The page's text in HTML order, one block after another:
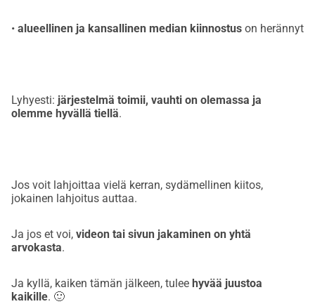
• alueellinen ja kansallinen median kiinnostus on herännyt
Lyhyesti: järjestelmä toimii, vauhti on olemassa ja
olemme hyvällä tiellä.
Jos voit lahjoittaa vielä kerran, sydämellinen kiitos,
jokainen lahjoitus auttaa.
Ja jos et voi, videon tai sivun jakaminen on yhtä
arvokasta.
Ja kyllä, kaiken tämän jälkeen, tulee hyvää juustoa
kaikille. 🙂